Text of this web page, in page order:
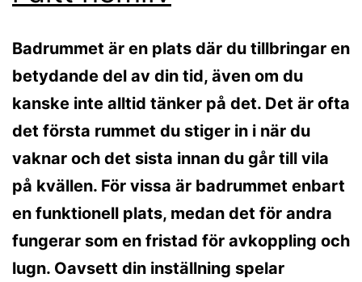
Badrummet är en plats där du tillbringar en
betydande del av din tid, även om du
kanske inte alltid tänker på det. Det är ofta
det första rummet du stiger in i när du
vaknar och det sista innan du går till vila
på kvällen. För vissa är badrummet enbart
en funktionell plats, medan det för andra
fungerar som en fristad för avkoppling och
lugn. Oavsett din inställning spelar